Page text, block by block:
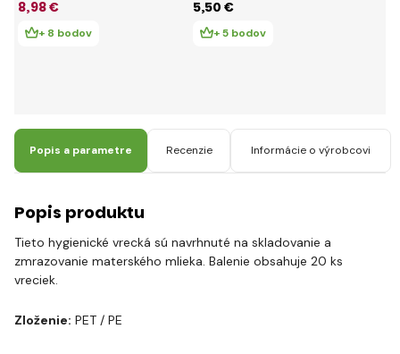
180 ml 25ks
8,98 €
+ 8 bodov
5,50 €
+ 5 bodov
Popis a parametre Recenzie Informácie o výrobcovi
Popis produktu
Tieto hygienické vrecká sú navrhnuté na skladovanie a
zmrazovanie materského mlieka. Balenie obsahuje 20 ks
vreciek.
Zloženie: PET / PE